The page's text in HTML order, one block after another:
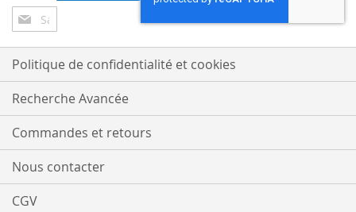
Inscription
à
notre
lettre
d’information
:
Politique de confidentialité et cookies
Recherche Avancée
Commandes et retours
Nous contacter
CGV